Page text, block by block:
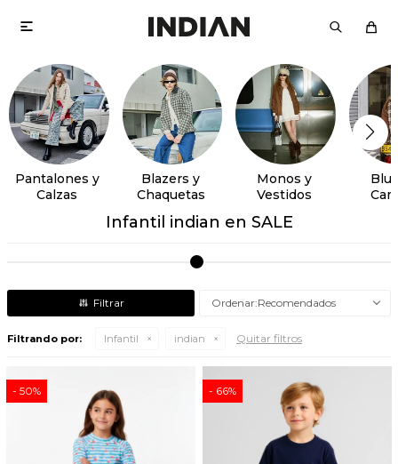

Pantalones y
Calzas
Blazers y
Chaquetas
Monos y
Vestidos
Infantil indian en SALE
Recomendados
Filtrando por: Infantil indian Quitar filtros
50 66